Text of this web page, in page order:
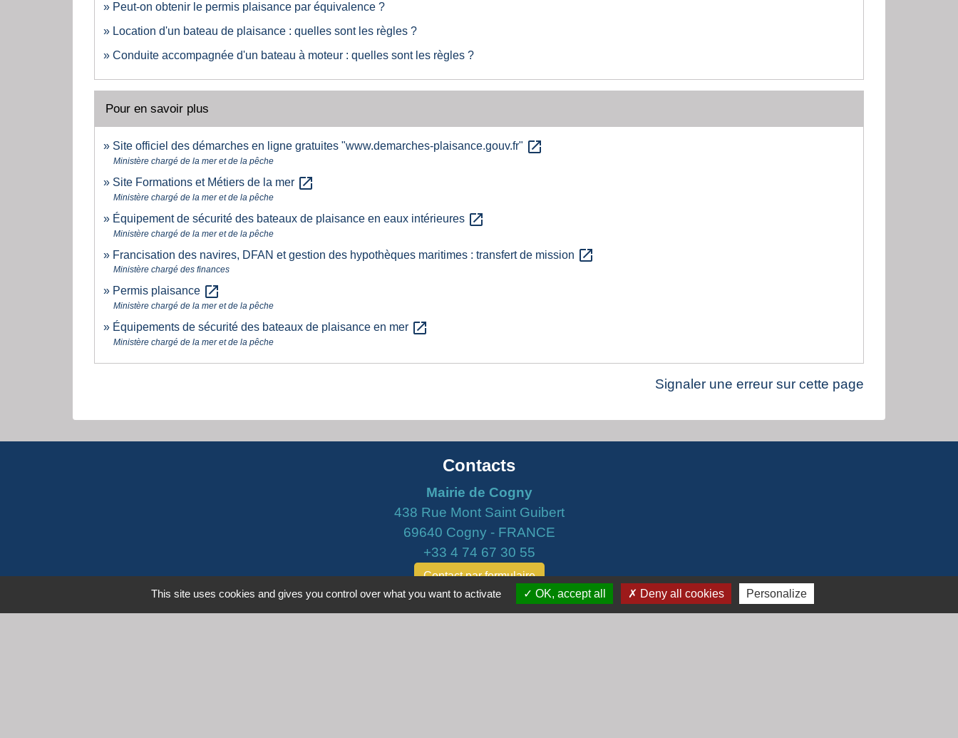
Peut-on obtenir le permis plaisance par équivalence ?
Location d'un bateau de plaisance : quelles sont les règles ?
Conduite accompagnée d'un bateau à moteur : quelles sont les règles ?
Pour en savoir plus
Site officiel des démarches en ligne gratuites "www.demarches-plaisance.gouv.fr" open_in_new
Ministère chargé de la mer et de la pêche
Site Formations et Métiers de la mer open_in_new
Ministère chargé de la mer et de la pêche
Équipement de sécurité des bateaux de plaisance en eaux intérieures open_in_new
Ministère chargé de la mer et de la pêche
Francisation des navires, DFAN et gestion des hypothèques maritimes : transfert de mission open_in_new
Ministère chargé des finances
Permis plaisance open_in_new
Ministère chargé de la mer et de la pêche
Équipements de sécurité des bateaux de plaisance en mer open_in_new
Ministère chargé de la mer et de la pêche
Signaler une erreur sur cette page
Contacts
Mairie de Cogny
438 Rue Mont Saint Guibert
69640 Cogny - FRANCE
+33 4 74 67 30 55
Contact par formulaire
Horaires
This site uses cookies and gives you control over what you want to activate OK, accept all Deny all cookies Personalize